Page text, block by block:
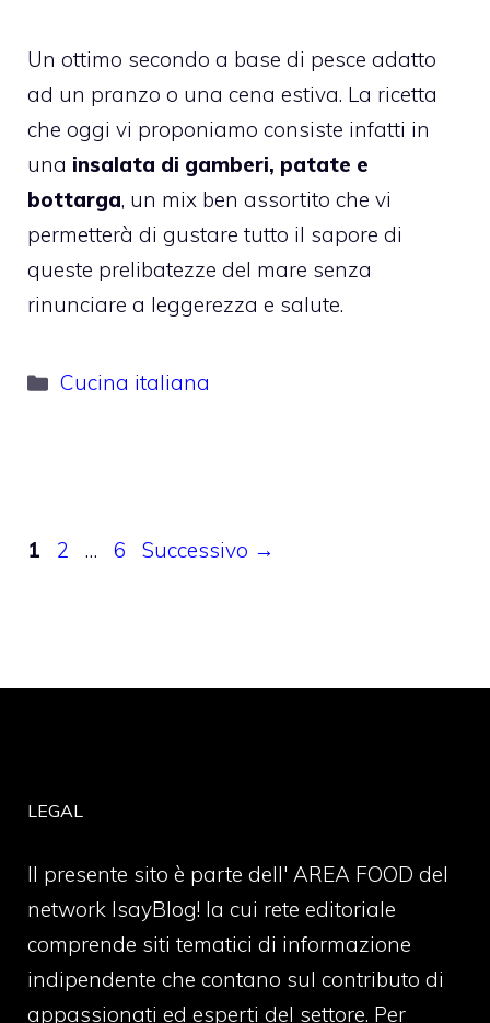
Un ottimo secondo a base di pesce adatto
ad un pranzo o una cena estiva. La ricetta
che oggi vi proponiamo consiste infatti in
una insalata di gamberi, patate e
bottarga, un mix ben assortito che vi
permetterà di gustare tutto il sapore di
queste prelibatezze del mare senza
rinunciare a leggerezza e salute.
Categorie
Cucina italiana
Pagina
1 Pagina
2 … Pagina
6 Successivo →
LEGAL
Il presente sito è parte dell' AREA FOOD del
network IsayBlog! la cui rete editoriale
comprende siti tematici di informazione
indipendente che contano sul contributo di
appassionati ed esperti del settore. Per